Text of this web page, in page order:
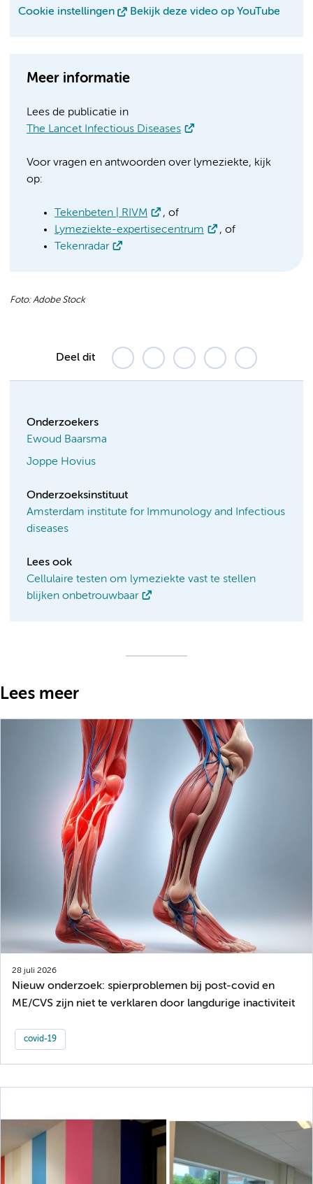
Cookie instellingen Bekijk deze video op YouTube
Meer informatie
Lees de publicatie in
The Lancet Infectious Diseases
Voor vragen en antwoorden over lymeziekte, kijk
op:
Tekenbeten | RIVM
, of
Lymeziekte-expertisecentrum
, of
Tekenradar
Foto: Adobe Stock
Deel dit
Onderzoekers
Ewoud Baarsma
Joppe Hovius
Onderzoeksinstituut
Amsterdam institute for Immunology and Infectious
diseases
Lees ook
Cellulaire testen om lymeziekte vast te stellen
blijken onbetrouwbaar
Lees meer
28 juli 2026
Nieuw onderzoek: spierproblemen bij post-covid en
ME/CVS zijn niet te verklaren door langdurige inactiviteit
covid-19